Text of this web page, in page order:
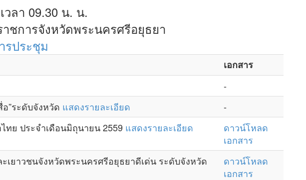
ลา 09.30 น. น.
ชการจังหวัดพระนครศรีอยุธยา
รประชุม
เอกสาร
-
”ระดับจังหวัด แสดงรายละเอียด
-
ย ประจำเดือนมิถุนายน 2559 แสดงรายละเอียด
ดาวน์โหลด
เอกสาร
ยาวชนจังหวัดพระนครศรีอยุธยาดีเด่น ระดับจังหวัด
ดาวน์โหลด
เอกสาร